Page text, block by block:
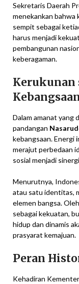
Sekretaris Daerah
menekankan bahwa
sempit sebagai
harus menjadi
pembangunan
keberagaman.
Kerukunan
Dalam amanat yang
pandangan
kebangsaan. Energi
merajut perbedaan
sosial menjadi
Menurutnya,
atau satu identitas,
elemen bangsa.
sebagai kekuatan,
hidup dan dinamis
prasyarat kemajuan.
Peran
Kehadiran